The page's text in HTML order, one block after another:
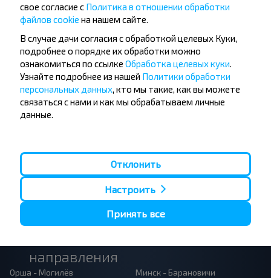
дешевле?
Не пропусти специальные акции, скидки и
другие интересные предложения INFOBUS.
Подпишись на получение новостей и
путешествуй с нами дешевле!
направления
Орша - Могилёв
Минск - Барановичи
свое согласие с Политика в отношении обработки
файлов cookie на нашем сайте.
В случае дачи согласия с обработкой целевых Куки,
подробнее о порядке их обработки можно
ознакомиться по ссылке Обработка целевых куки
Узнайте подробнее из нашей Политики обработки
персональных данных , кто мы такие, как вы можете
связаться с нами и как мы обрабатываем личные
данные.
Отклонить
Настроить
Принять все